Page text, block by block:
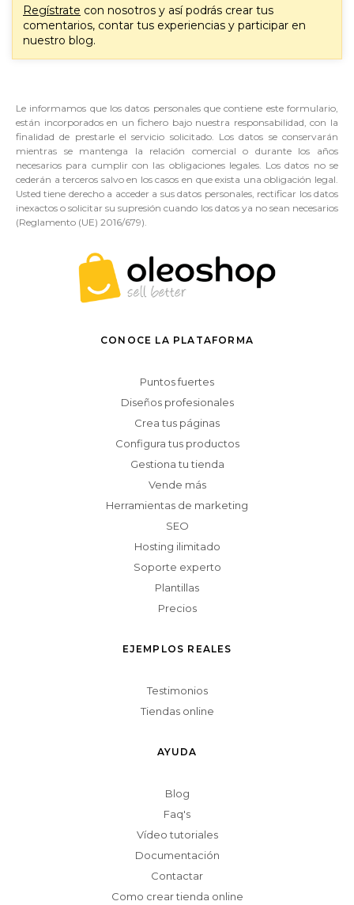
Regístrate con nosotros y así podrás crear tus
comentarios, contar tus experiencias y participar en
nuestro blog.
Le informamos que los datos personales que contiene este formulario,
están incorporados en un fichero bajo nuestra responsabilidad, con la
finalidad de prestarle el servicio solicitado. Los datos se conservarán
mientras se mantenga la relación comercial o durante los años
necesarios para cumplir con las obligaciones legales. Los datos no se
cederán a terceros salvo en los casos en que exista una obligación legal.
Usted tiene derecho a acceder a sus datos personales, rectificar los datos
inexactos o solicitar su supresión cuando los datos ya no sean necesarios
(Reglamento (UE) 2016/679).
CONOCE LA PLATAFORMA
Puntos fuertes
Diseños profesionales
Crea tus páginas
Configura tus productos
Gestiona tu tienda
Vende más
Herramientas de marketing
SEO
Hosting ilimitado
Soporte experto
Plantillas
Precios
EJEMPLOS REALES
Testimonios
Tiendas online
AYUDA
Blog
Faq's
Vídeo tutoriales
Documentación
Contactar
Como crear tienda online